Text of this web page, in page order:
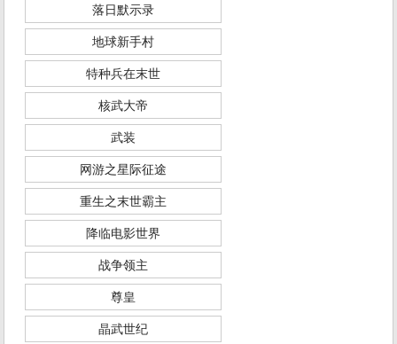
落日默示录
地球新手村
特种兵在末世
核武大帝
武装
网游之星际征途
重生之末世霸主
降临电影世界
战争领主
尊皇
晶武世纪